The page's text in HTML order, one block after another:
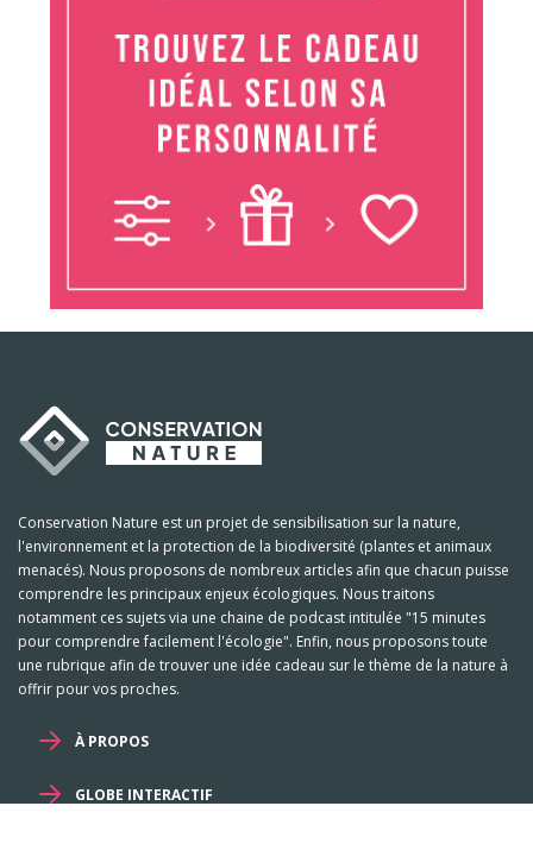
Conservation Nature est un projet de sensibilisation sur la nature,
l'environnement et la protection de la biodiversité (plantes et animaux
menacés). Nous proposons de nombreux articles afin que chacun puisse
comprendre les principaux enjeux écologiques. Nous traitons
notamment ces sujets via une chaine de podcast intitulée "15 minutes
pour comprendre facilement l'écologie". Enfin, nous proposons toute
une rubrique afin de trouver une idée cadeau sur le thème de la nature à
offrir pour vos proches.
À PROPOS
GLOBE INTERACTIF